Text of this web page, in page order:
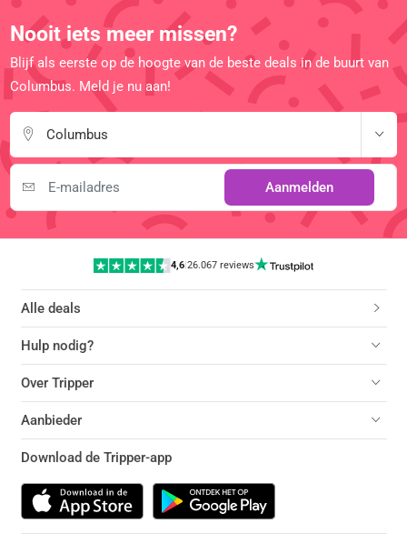
Nooit iets meer missen?
Blijf als eerste op de hoogte van de beste deals in de buurt van
Columbus. Meld je nu aan!
Columbus
Aanmelden
4,6|26.067 reviews
Alle deals
Hulp nodig?
Over Tripper
Aanbieder
Download de Tripper-app